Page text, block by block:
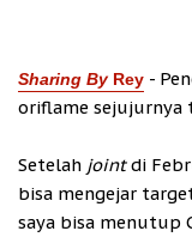
Sharing By Rey -
oriflame sejujurnya
Setelah jointdi
bisa mengejar
saya bisa menutup